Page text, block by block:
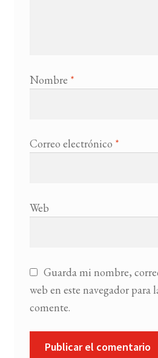
Nombre *
Correo electrónico *
Web
Guarda mi nombre,
web en este navegador para
comente.